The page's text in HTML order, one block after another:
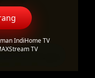
IndiHome TV
TV